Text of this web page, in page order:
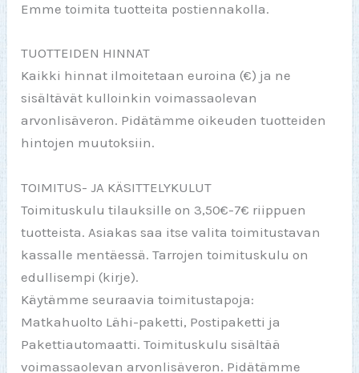
Emme toimita tuotteita postiennakolla.
TUOTTEIDEN HINNAT
Kaikki hinnat ilmoitetaan euroina (€) ja ne
sisältävät kulloinkin voimassaolevan
arvonlisäveron. Pidätämme oikeuden tuotteiden
hintojen muutoksiin.
TOIMITUS- JA KÄSITTELYKULUT
Toimituskulu tilauksille on 3,50€-7€ riippuen
tuotteista. Asiakas saa itse valita toimitustavan
kassalle mentäessä. Tarrojen toimituskulu on
edullisempi (kirje).
Käytämme seuraavia toimitustapoja:
Matkahuolto Lähi-paketti, Postipaketti ja
Pakettiautomaatti. Toimituskulu sisältää
voimassaolevan arvonlisäveron. Pidätämme